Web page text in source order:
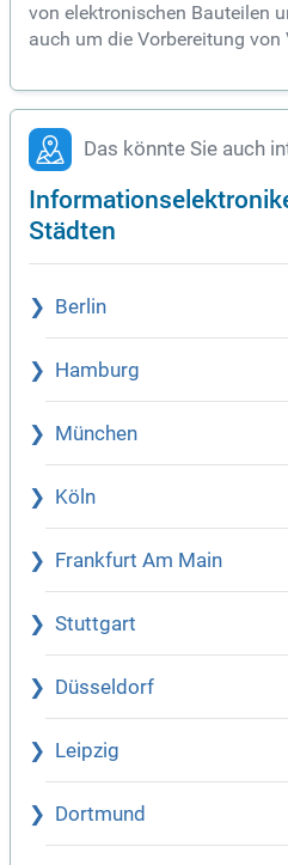
von elektronischen Bauteilen
auch um die Vorbereitung
Das könnte Sie auch
Städten
Berlin
Hamburg
München
Köln
Frankfurt Am Main
Stuttgart
Düsseldorf
Leipzig
Dortmund